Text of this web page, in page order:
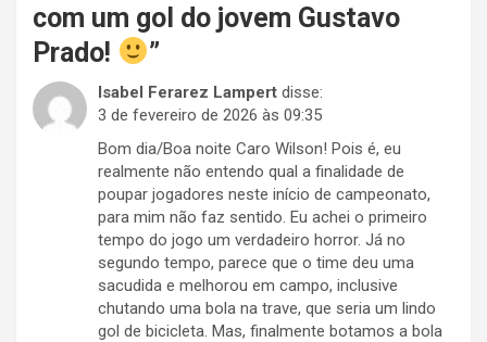
com um gol do jovem Gustavo
Prado!
”
Isabel Ferarez Lampert disse:
3 de fevereiro de 2026 às 09:35
Bom dia/Boa noite Caro Wilson! Pois é, eu
realmente não entendo qual a finalidade de
poupar jogadores neste início de campeonato,
para mim não faz sentido. Eu achei o primeiro
tempo do jogo um verdadeiro horror. Já no
segundo tempo, parece que o time deu uma
sacudida e melhorou em campo, inclusive
chutando uma bola na trave, que seria um lindo
gol de bicicleta. Mas, finalmente botamos a bola